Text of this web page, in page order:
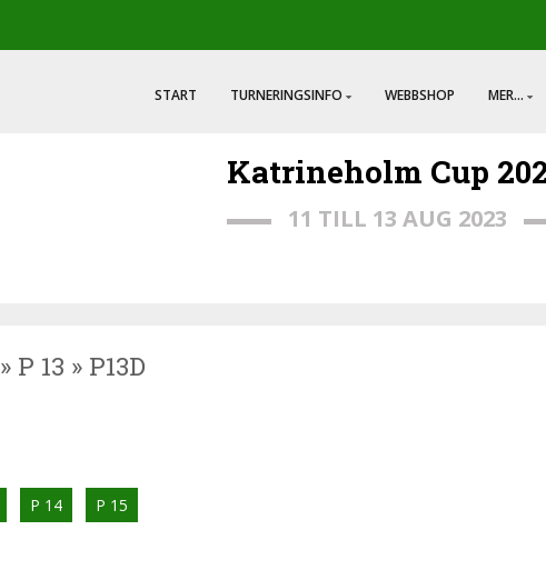
START TURNERINGSINFO WEBBSHOP MER...
Katrineholm Cup
11 TILL 13 AUG 2023
» P 13 » P13D
P 14 P 15